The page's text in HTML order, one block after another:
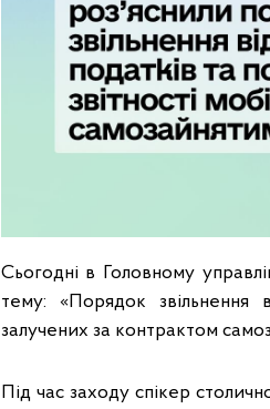
Сьогодні в Головному
тему: «Порядок звільнення
залучених за контрактом
Під час заходу спікер